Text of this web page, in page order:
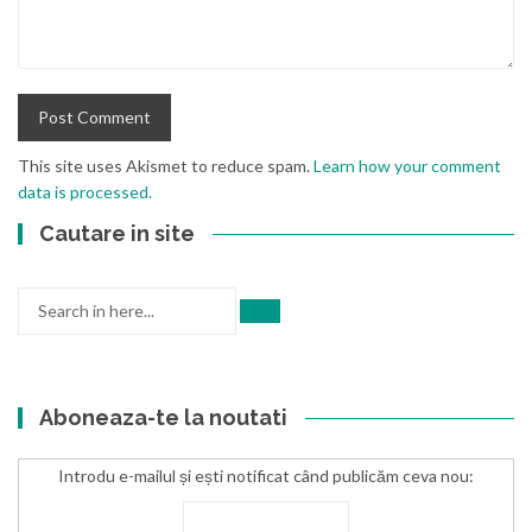
This site uses Akismet to reduce spam.Learn how your comment
data is processed.
Cautare in site
Aboneaza-te la noutati
Introdu e-mailul și ești notificat când publicăm ceva nou: